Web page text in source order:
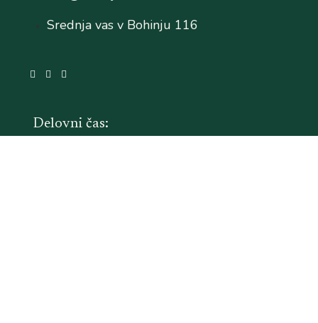
Srednja vas v Bohinju 116
Delovni čas: